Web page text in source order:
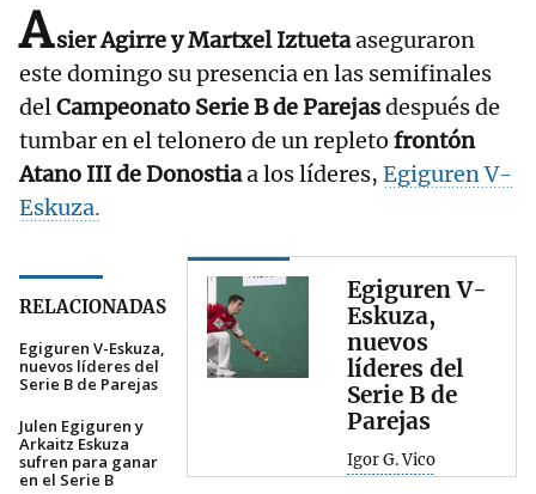
Asier Agirre y Martxel Iztuetaaseguraron
este domingo su presencia en las semifinales
delCampeonato Serie B de Parejasdespués de
tumbar en el telonero de un repleto frontón
Atano III de Donostiaa los líderes, Egiguren V-
Eskuza.
RELACIONADAS
Egiguren V-Eskuza,
nuevos líderes del
Serie B de Parejas
Julen Egiguren y
Arkaitz Eskuza
sufren para ganar
en el Serie B
Egiguren V-
Eskuza,
nuevos
líderes del
Serie B de
Parejas
Igor G. Vico